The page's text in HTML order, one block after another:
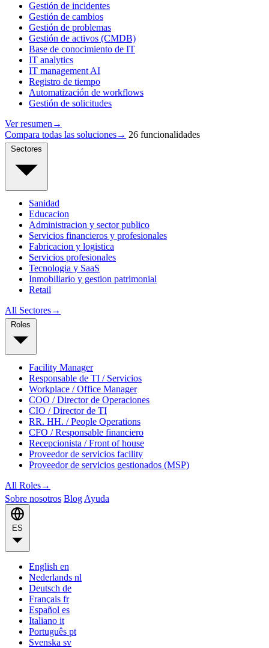
Gestión de incidentes
Gestión de cambios
Gestión de problemas
Gestión de activos (CMDB)
Base de conocimiento de IT
IT analytics
IT management AI
Registro de tiempo
Automatización de workflows
Gestión de solicitudes
Ver resumen →
Compara todas las soluciones→ 26 funcionalidades
Sanidad
Educacion
Administracion y sector publico
Servicios financieros y profesionales
Fabricacion y logistica
Servicios profesionales
Tecnologia y SaaS
Inmobiliario y gestion patrimonial
Retail
All Sectores→
Facility Manager
Responsable de TI / Servicios
Workplace / Office Manager
COO / Director de Operaciones
CIO / Director de TI
RR. HH. / People Operations
CFO / Responsable financiero
Recepcionista / Front of house
Proveedor de servicios facility
Proveedor de servicios gestionados (MSP)
All Roles→
Sobre nosotros Blog Ayuda
English en
Nederlands nl
Deutsch de
Français fr
Español es
Italiano it
Português pt
Svenska sv